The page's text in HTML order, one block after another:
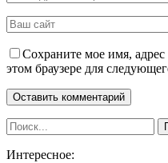
Сохраните мое имя,
этом браузере для
Интересное: